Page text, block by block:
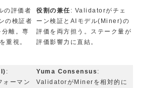
の評価者
の検証者
離。専
重視。
役割の兼任 : Validatorがチェ
ーン検証とAIモデル(Miner)の
評価を両方担う。ステーク量が
評価影響力に直結。
:
ォーマン
Yuma Consensus :
ValidatorがMinerを相対的に